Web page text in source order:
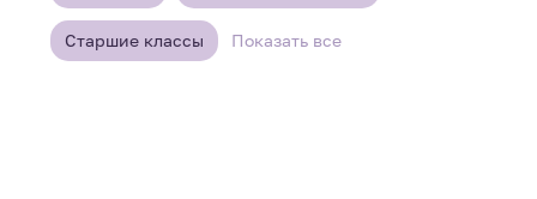
Старшие классы Показать все